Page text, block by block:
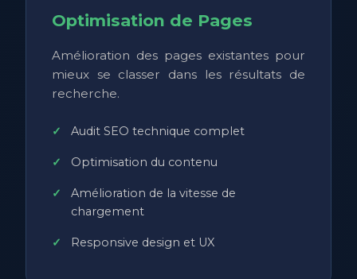
Optimisation de Pages
Amélioration des pages existantes pour
mieux se classer dans les résultats de
recherche.
Audit SEO technique complet
Optimisation du contenu
Amélioration de la vitesse de
chargement
Responsive design et UX